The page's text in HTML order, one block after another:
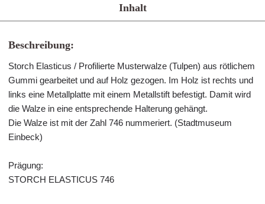
Inhalt
Beschreibung:
Storch Elasticus / Profilierte Musterwalze (Tulpen) aus rötlichem
Gummi gearbeitet und auf Holz gezogen. Im Holz ist rechts und
links eine Metallplatte mit einem Metallstift befestigt. Damit wird
die Walze in eine entsprechende Halterung gehängt.
Die Walze ist mit der Zahl 746 nummeriert. (Stadtmuseum
Einbeck)
Prägung:
STORCH ELASTICUS 746